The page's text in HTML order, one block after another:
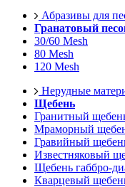
Абразивы для
Гранатовый
30/60 Mesh
80 Mesh
120 Mesh
Нерудные
Щебень
Гранитный
Мраморный
Гравийный
Известняковый
Щебень габбро-
Кварцевый